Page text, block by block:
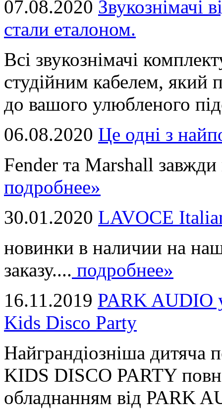
07.08.2020 Звукознімачі
стали еталоном.
Всі звукознімачі
студійним кабелем, який
до вашого улюбленого
06.08.2020 Це однi з
Fender та Marshall завжди
подробнее»
30.01.2020 LAVOCE
новинки в наличии на
заказу.... подробнее»
16.11.2019 PARK AUDIO
Kids Disco Party
Найграндіозніша дитяча
KIDS DISCO PARTY
обладнанням від PARK